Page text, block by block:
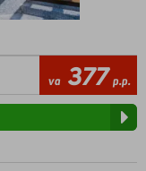
va 377 p.p.